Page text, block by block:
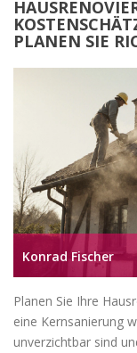
PLANEN SIE
Konrad Fischer
Planen Sie Ihre
eine Kernsanierung
unverzichtbar sind